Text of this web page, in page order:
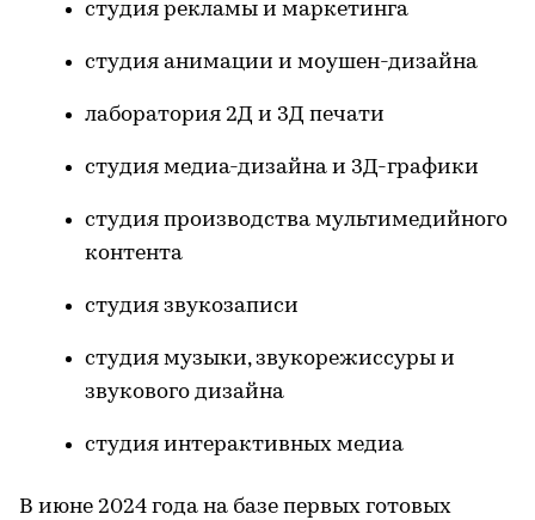
студия рекламы и маркетинга
студия анимации и моушен-дизайна
лаборатория 2Д и 3Д печати
студия медиа-дизайна и 3Д-графики
студия производства мультимедийного
контента
студия звукозаписи
студия музыки, звукорежиссуры и
звукового дизайна
студия интерактивных медиа
В июне 2024 года на базе первых готовых